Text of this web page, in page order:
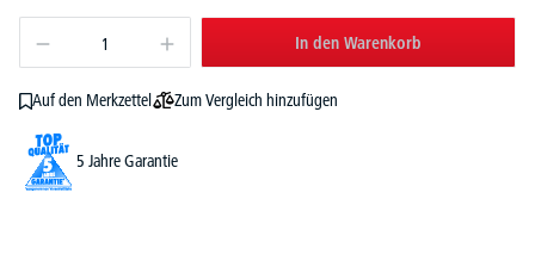
In den Warenkorb
Auf den Merkzettel Zum Vergleich hinzufügen
5 Jahre Garantie